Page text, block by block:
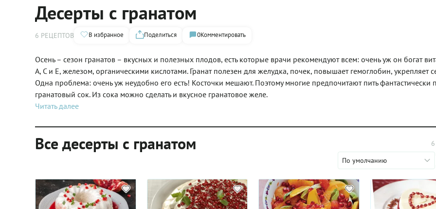
Десерты с гранатом
6 РЕЦЕПТОВ В избранное Поделиться 0Комментировать
Осень – сезон гранатов – вкусных и полезных плодов, есть которые врачи рекомендуют всем: очень уж он богат
А, С и Е, железом, органическими кислотами. Гранат полезен для желудка, почек, повышает гемоглобин, укрепляет
Одна проблема: очень уж неудобно его есть! Косточки мешают. Поэтому многие предпочитают пить фантастически
гранатовый сок. Из сока можно сделать и вкусное гранатовое желе.
Читать далее
Все десерты с гранатом
По умолчанию